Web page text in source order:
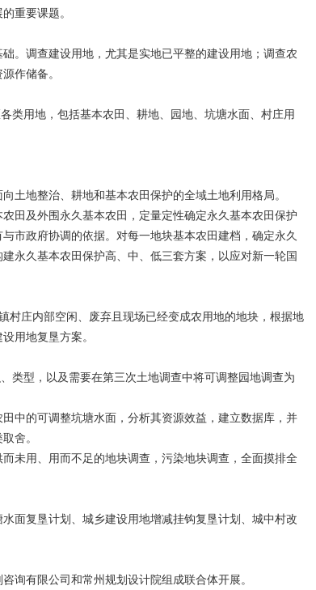
重要课题。
。调查建设用地，尤其是实地已平整的建设用地；调查农
作储备。
类用地，包括基本农田、耕地、园地、坑塘水面、村庄用
土地整治、耕地和基本农田保护的全域土地利用格局。
田及外围永久基本农田，定量定性确定永久基本农田保护
市政府协调的依据。对每一地块基本农田建档，确定永久
永久基本农田保护高、中、低三套方案，以应对新一轮国
村庄内部空闲、废弃且现场已经变成农用地的地块，根据地
用地复垦方案。
类型，以及需要在第三次土地调查中将可调整园地调查为
中的可调整坑塘水面，分析其资源效益，建立数据库，并
舍。
未用、用而不足的地块调查，污染地块调查，全面摸排全
面复垦计划、城乡建设用地增减挂钩复垦计划、城中村改
询有限公司和常州规划设计院组成联合体开展。